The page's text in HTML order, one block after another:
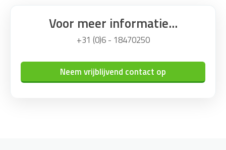
Voor meer informatie...
+31 (0)6 - 18470250
Neem vrijblijvend contact op